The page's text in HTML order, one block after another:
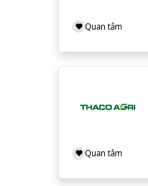
Quan tâm
Quan tâm